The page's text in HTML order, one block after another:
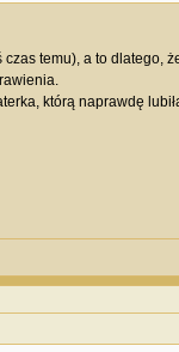
temu), a to dlatego,
którą naprawdę